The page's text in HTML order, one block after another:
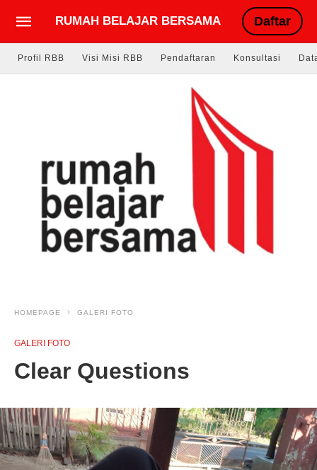
RUMAH BELAJAR BERSAMA Daftar
Profil RBB Visi Misi RBB Pendaftaran Konsultasi
HOMEPAGE GALERI FOTO
GALERI FOTO
Clear Questions